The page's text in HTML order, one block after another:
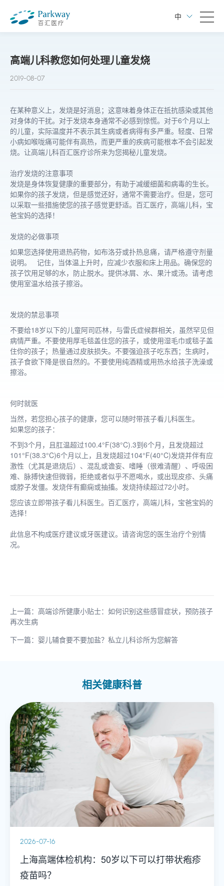
中
高端儿科教您如何处理儿童发烧
2019-08-07
在某种意义上，发烧是好消息；这意味着身体正在抵抗感染或其他
对身体的干扰。对于发烧本身通常不必感到惊慌。对于6个月以上
的儿童，实际温度并不表示其生病或者病得有多严重。轻度、日常
小病如喉咙痛可能伴有高热，而更严重的疾病可能根本不会引起发
烧。让高端儿科百汇医疗诊所来为您揭秘儿童发烧。
治疗发烧的注意事项
发烧是身体恢复健康的重要部分，有助于减缓细菌和病毒的生长。
如果你的孩子发烧，但是感觉还好，通常不需要治疗。但是，您可
以采取一些措施使您的孩子感觉更舒适。百汇医疗，高端儿科，宝
爸宝妈的选择！
发烧的必做事项
如果您选择使用退热药物，如布洛芬或扑热息痛，请严格遵守剂量
说明。 记住，当体温上升时，应减少衣服和床上用品。确保您的
孩子饮用足够的水，防止脱水。提供冰屑、水、果汁或汤。请考虑
使用室温水给孩子擦浴。
发烧的禁忌事项
不要给18岁以下的儿童阿司匹林，与雷氏症候群相关，虽然罕见但
病情严重。不要使用厚毛毯盖住您的孩子，或使用湿毛巾或毯子盖
住你的孩子；热量通过皮肤损失。不要强迫孩子吃东西；生病时，
孩子食欲下降是很自然的。不要使用纯酒精或用热水给孩子洗澡或
擦浴。
何时就医
当然，若您担心孩子的健康，您可以随时带孩子看儿科医生。
如果您的孩子：
不到3个月，且肛温超过100.4°F(38°C).3到6个月，且发烧超过
101°F(38.3°C)6个月以上，且发烧超过104°F(40°C)发烧并伴有应
激性（尤其是退烧后）、混乱或谵妄、嗜睡（很难清醒）、呼吸困
难、脉搏快速但微弱，拒绝或者似乎不愿喝水，或出现皮疹、头痛
或脖子发僵。发烧伴有癫痫或抽搐。发烧持续超过72小时。
您应该立即带孩子看儿科医生。百汇医疗，高端儿科，宝爸宝妈的
选择！
此信息不构成医疗建议或牙医建议。请咨询您的医生治疗个别情
况。
上一篇：高端诊所健康小贴士：如何识别这些感冒症状，预防孩子
再次生病
下一篇：婴儿辅食要不要加盐？私立儿科诊所为您解答
相关健康科普
2026-07-16
上海高端体检机构：50岁以下可以打带状疱疹
疫苗吗？